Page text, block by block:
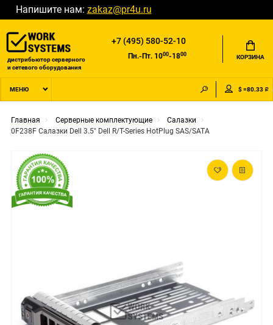
Напишите нам: zakaz@pr4u.ru
дистрибьютор серверного
и сетевого оборудования
+7 (495) 580-52-10
Пн.-Пт. 1000-1800 КОРЗИНА
МЕНЮ $ =80.33 ₽
Главная Серверные комплектующие
Салазки
0F238F Салазки Dell 3.5" Dell R/T-Series HotPlug SAS/SATA